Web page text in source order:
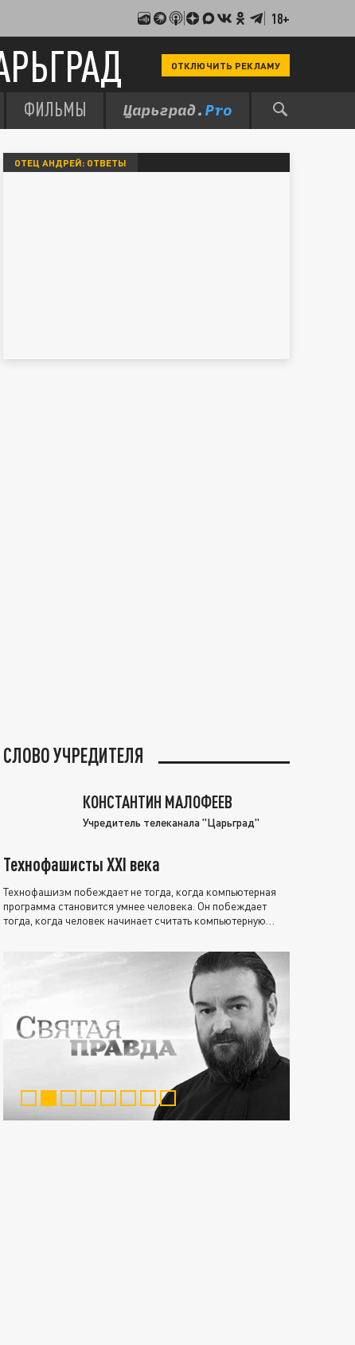
18+
ОТКЛЮЧИТЬ РЕКЛАМУ
ФИЛЬМЫ
ОТЕЦ АНДРЕЙ: ОТВЕТЫ
СЛОВО УЧРЕДИТЕЛЯ
КОНСТАНТИН МАЛОФЕЕВ
Учредитель телеканала "Царьград"
Технофашисты XXI века
Технофашизм побеждает не тогда, когда компьютерная
программа становится умнее человека. Он побеждает
тогда, когда человек начинает считать компьютерную